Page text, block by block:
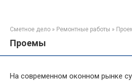
Сметное дело » Ремонтные работы »
Проемы
На современном оконном рынке